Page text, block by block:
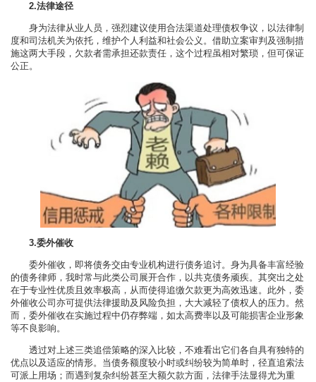
2.法律途径
身为法律从业人员，强烈建议使用合法渠道处理债权争议，以法律制
度和司法机关为依托，维护个人利益和社会公义。借助立案审判及强制措
施这两大手段，欠款者需承担还款责任，这个过程虽相对繁琐，但可保证
公正。
3.委外催收
委外催收，即将债务交由专业机构进行债务追讨。身为具备丰富经验
的债务律师，我时常与此类公司展开合作，以共克债务顽疾。其突出之处
在于专业性优质且效率极高，从而使得追缴欠款更为高效迅速。此外，委
外催收公司亦可提供法律援助及风险负担，大大减轻了债权人的压力。然
而，委外催收在实施过程中仍存弊端，如太高费率以及可能损害企业形象
等不良影响。
透过对上述三类追偿策略的深入比较，不难看出它们各自具有独特的
优点以及适应的情形。当债务额度较小时或纠纷较为简单时，径直追索法
可派上用场；而遇到复杂纠纷甚至大额欠款方面，法律手法显得尤为重